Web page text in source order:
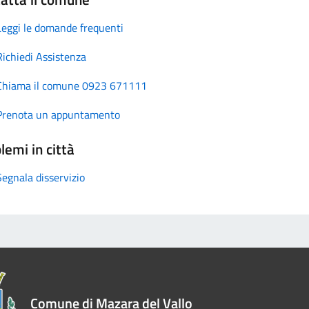
le domande frequenti
Assistenza
il comune 0923 671111
un appuntamento
in città
disservizio
Comune di Mazara del Vallo